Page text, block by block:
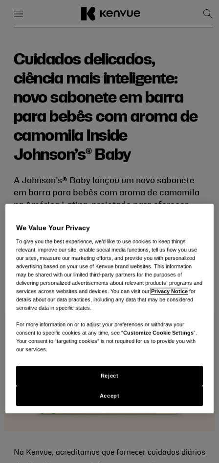
conteúdo
Cuidados delicados,
ciência mais inteligente:
novo sabonete em barra
para bebês com aroma de
camomila Inside
Johnson’s® Baby
A Johnson’s® Baby lançou um novo sabonete
em barra para bebês com aroma de camomila
na América Latina, projetado para oferecer
verde melhorado. Em comparação com a
fórmula padrão, alcançou uma melhoria de + 10
pontos.
11 de junho de 2026
E-
mail
Imprimir
Copiar
Na Kenvue, acreditamos que fornecer cuidados diários
We Value Your Privacy
To give you the best experience, we’d like to use cookies to keep things
relevant, improve our site, enable social media functions, tell us how you use
our sites, measure our marketing efforts, and provide you with personalized
advertising based on your use of Kenvue brand websites. This information
may be shared with our limited third-party partners for the purposes of
delivering personalized advertisements about relevant products, programs and
services across websites and devices. You can visit our Privacy Notice for
details about our data practices, including any data that may be considered
sensitive data in specific states.
For more information on or to adjust your preferences or withdraw your
consent to specific cookies at any time, see “Customize Cookie Settings”.
Your consent to “targeting cookies” is not required for us to provide you with
our services.
Reject
Accept